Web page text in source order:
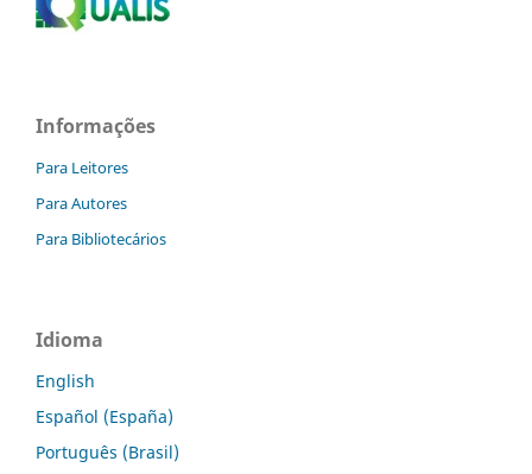
Informações
Para Leitores
Para Autores
Para Bibliotecários
Idioma
English
Español (España)
Português (Brasil)